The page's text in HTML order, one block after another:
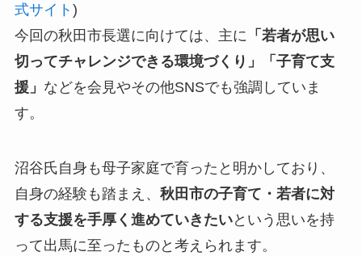
式サイト )
今回の秋田市長選に向けては、主に 「若者が思い
切ってチャレンジできる環境づくり」「子育て支
援」 などを会見やその他SNSでも強調していま
す。
沼谷氏自身も母子家庭で育ったと明かしており、
自身の経験も踏まえ、 秋田市の子育て・若者に対
する支援を手厚く進めていきたいという思いを持
って出馬に至ったものと考えられます。